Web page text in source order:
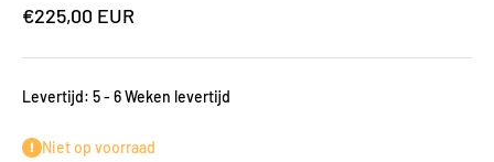
Aanbiedingsprijs
€225,00 EUR
Levertijd: 5 - 6 Weken levertijd
Niet op voorraad